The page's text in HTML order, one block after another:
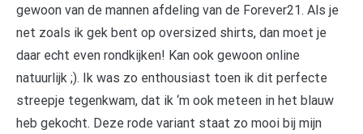
gewoon van de mannen afdeling van de Forever21. Als je
net zoals ik gek bent op oversized shirts, dan moet je
daar echt even rondkijken! Kan ook gewoon online
natuurlijk ;). Ik was zo enthousiast toen ik dit perfecte
streepje tegenkwam, dat ik ‘m ook meteen in het blauw
heb gekocht. Deze rode variant staat zo mooi bij mijn